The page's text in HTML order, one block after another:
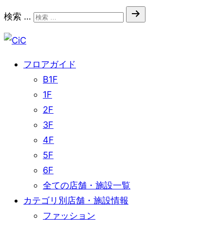
検索 …
フロアガイド
B1F
1F
2F
3F
4F
5F
6F
全ての店舗・施設一覧
カテゴリ別店舗・施設情報
ファッション